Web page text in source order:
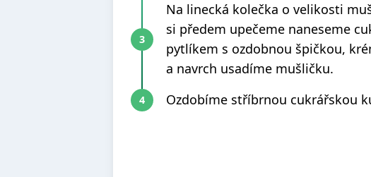
Na linecká kolečka o velikosti
si předem upečeme naneseme
pytlíkem s ozdobnou špičkou,
a navrch usadíme mušličku.
Ozdobíme stříbrnou cukrářskou